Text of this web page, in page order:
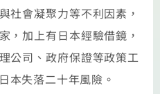
社會凝聚力等不利因素，
，加上有日本經驗借鏡，
公司、政府保證等政策工
本失落二十年風險。